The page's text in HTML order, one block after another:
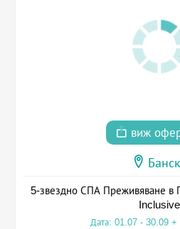
виж
5-звездно СПА Преживяване в
Inclusive
Дата: 01.07 - 30.09